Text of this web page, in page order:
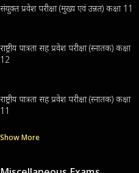
संयुक्त प्रवेश परीक्षा (मुख्य एवं उन्नत) कक्षा 11
राष्ट्रीय पात्रता सह प्रवेश परीक्षा (स्नातक) कक्षा
12
राष्ट्रीय पात्रता सह प्रवेश परीक्षा (स्नातक) कक्षा
11
Show More